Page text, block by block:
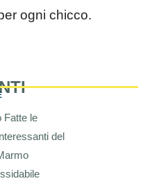
ogni chicco.
Fatte le
del